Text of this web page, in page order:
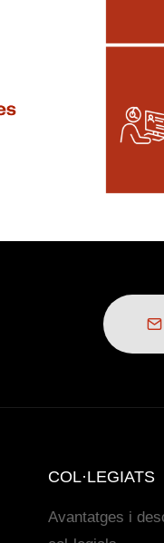
COL·LEGIATS
Avantatges i